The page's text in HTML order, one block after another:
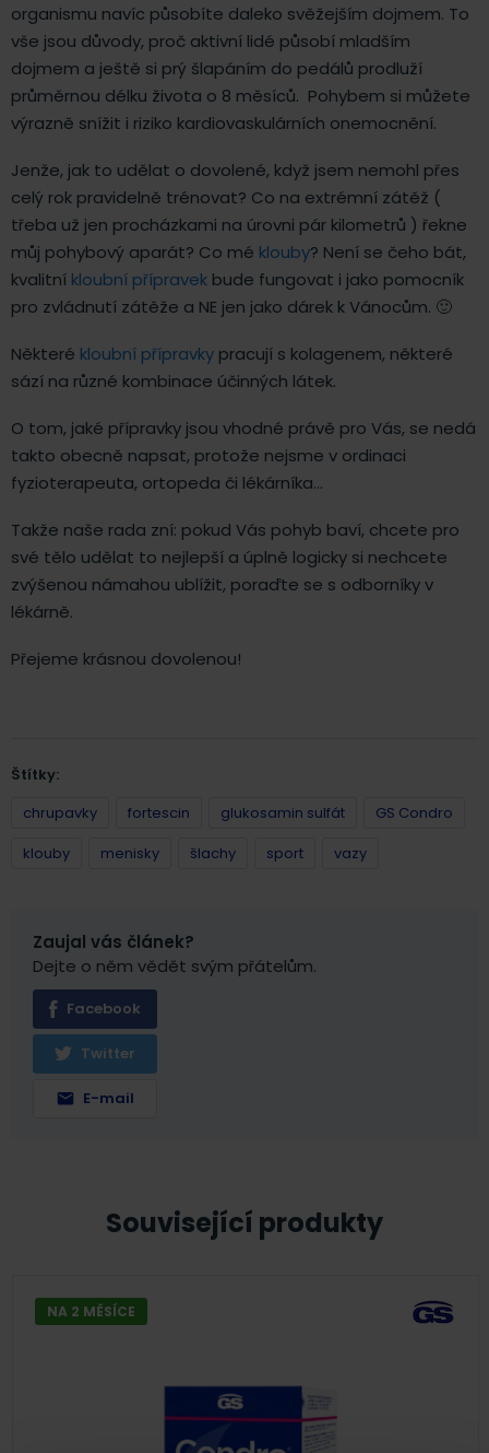
organismu navíc působíte daleko svěžejším dojmem. To
vše jsou důvody, proč aktivní lidé působí mladším
dojmem a ještě si prý šlapáním do pedálů prodluží
průměrnou délku života o 8 měsíců. Pohybem si můžete
výrazně snížit i riziko kardiovaskulárních onemocnění.
Jenže, jak to udělat o dovolené, když jsem nemohl přes
celý rok pravidelně trénovat? Co na extrémní zátěž (
třeba už jen procházkami na úrovni pár kilometrů ) řekne
můj pohybový aparát? Co mé klouby? Není se čeho bát,
kvalitní kloubní přípravek bude fungovat i jako pomocník
pro zvládnutí zátěže a NE jen jako dárek k Vánocům. 🙂
Některé kloubní přípravky pracují s kolagenem, některé
sází na různé kombinace účinných látek.
O tom, jaké přípravky jsou vhodné právě pro Vás, se nedá
takto obecně napsat, protože nejsme v ordinaci
fyzioterapeuta, ortopeda či lékárníka…
Takže naše rada zní: pokud Vás pohyb baví, chcete pro
své tělo udělat to nejlepší a úplně logicky si nechcete
zvýšenou námahou ublížit, poraďte se s odborníky v
lékárně.
Přejeme krásnou dovolenou!
Štítky:
chrupavky
fortescin glukosamin sulfát
GS Condro
klouby
menisky šlachy sport vazy
Zaujal vás článek?
Dejte o něm vědět svým přátelům.
Facebook
Twitter
E-mail
Související produkty
NA 2 MĚSÍCE